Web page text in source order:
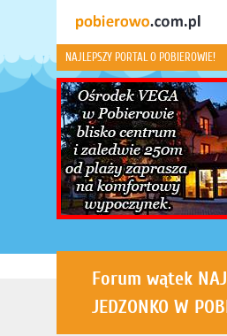
NAJLEPSZY PORTAL O POBIEROWIE!
Forum wątek
JEDZONKO W